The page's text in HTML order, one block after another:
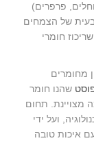
פרפרים)
של הצמחים
חומרי
מחומרים
שהנו חומר
מצויינת. תחום
ועל ידי
איכות טובה